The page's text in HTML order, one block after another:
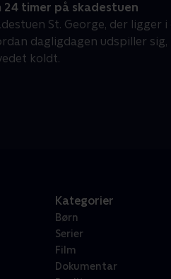
24 timer på skadestuen
St. George, der ligger
dagligdagen udspiller
koldt.
Kategorier
Børn
Serier
Film
Dokumentar